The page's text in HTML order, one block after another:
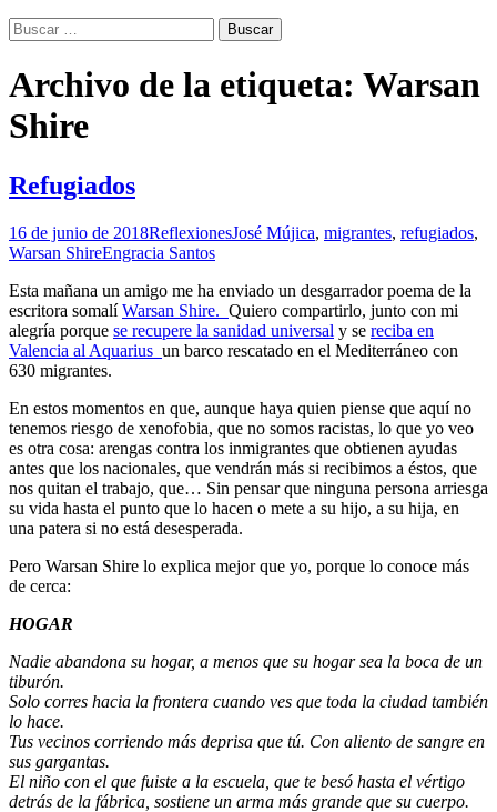
Buscar:
Archivo de la etiqueta: Warsan
Shire
Refugiados
16 de junio de 2018ReflexionesJosé Mújica, migrantes, refugiados,
Warsan ShireEngracia Santos
Esta mañana un amigo me ha enviado un desgarrador poema de la
escritora somalíWarsan Shire. Quiero compartirlo, junto con mi
alegría porque se recupere la sanidad universal y se reciba en
Valencia al Aquarius un barco rescatado en el Mediterráneo con
630 migrantes.
En estos momentos en que, aunque haya quien piense que aquí no
tenemos riesgo de xenofobia, que no somos racistas, lo que yo veo
es otra cosa: arengas contra los inmigrantes que obtienen ayudas
antes que los nacionales, que vendrán más si recibimos a éstos, que
nos quitan el trabajo, que… Sin pensar que ninguna persona arriesga
su vida hasta el punto que lo hacen o mete a su hijo, a su hija, en
una patera si no está desesperada.
Pero Warsan Shire lo explica mejor que yo, porque lo conoce más
de cerca:
HOGAR
Nadie abandona su hogar, a menos que su hogar sea la boca de un
tiburón.
Solo corres hacia la frontera cuando ves que toda la ciudad también
lo hace.
Tus vecinos corriendo más deprisa que tú. Con aliento de sangre en
sus gargantas.
El niño con el que fuiste a la escuela, que te besó hasta el vértigo
detrás de la fábrica, sostiene un arma más grande que su cuerpo.